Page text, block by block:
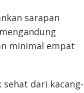
sarapan
minimal empat
sehat dari kacang-